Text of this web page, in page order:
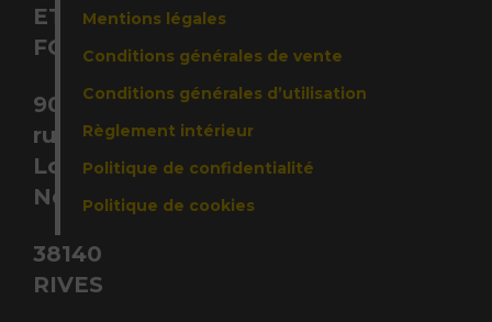
ET
FORMATION
90,
rue
Louis
Néel,
38140
RIVES
Mentions légales
Conditions générales de vente
Conditions générales d’utilisation
Règlement intérieur
Politique de confidentialité
Politique de cookies